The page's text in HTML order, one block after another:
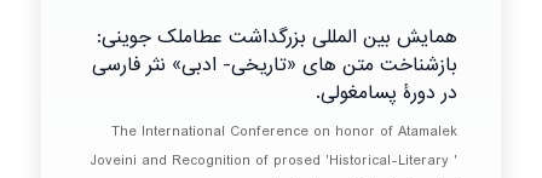
همایش بین المللی بزرگداشت عطاملک جوینی:
بازشناخت متن های «تاریخی- ادبی» نثر فارسی
در دورۀ پسامغولی.
The International Conference on honor of Atamalek
Joveini and Recognition of prosed 'Historical-Literary '